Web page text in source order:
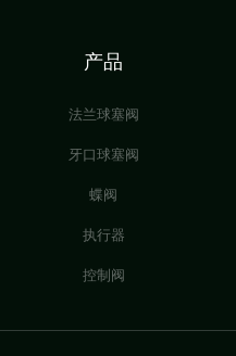
产品
法兰球塞阀
牙口球塞阀
蝶阀
执行器
控制阀